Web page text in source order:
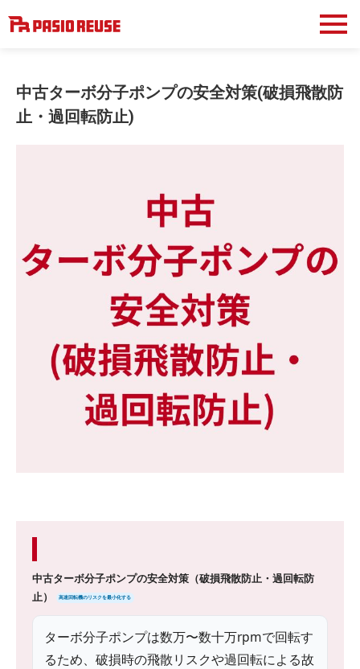
中古ターボ分子ポンプの安全対策(破損飛散防
止・過回転防止)
中古ターボ分子ポンプの安全対策（破損飛散防止・過回転防
止）
高速回転機のリスクを最小化する
ターボ分子ポンプは数万〜数十万rpmで回転す
るため、破損時の飛散リスクや過回転による故